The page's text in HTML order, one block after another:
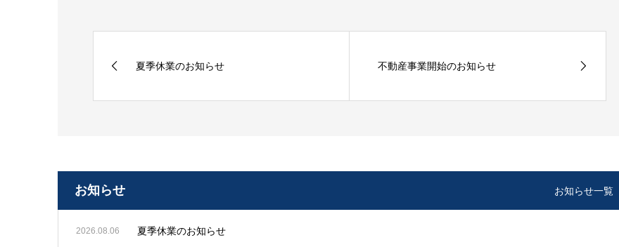
夏季休業のお知らせ 不動産事業開始のお知らせ
お知らせ お知らせ一覧
2026.08.06 夏季休業のお知らせ